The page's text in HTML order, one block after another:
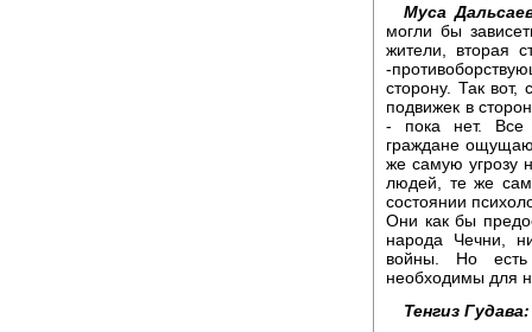
Муса
могли бы
жители, вторая
-
сторону. Так вот,
подвижек в
- пока нет. Все
граждане
же самую угрозу
людей, те же
состоянии
Они как бы
народа Чечни,
войны. Но есть
необходимы для
Тенгиз Гудава: